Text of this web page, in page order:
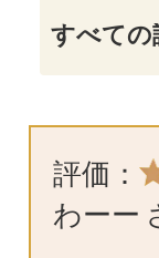
評価：
わーー